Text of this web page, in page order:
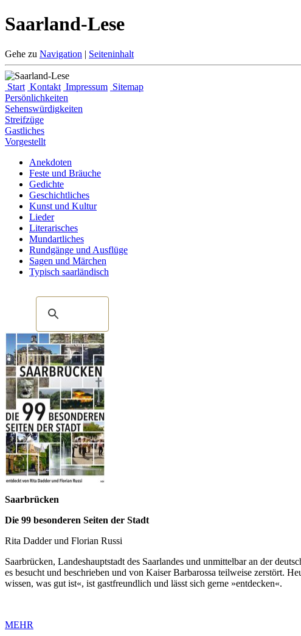
Saarland-Lese
Gehe zu Navigation | Seiteninhalt
Start Kontakt Impressum Sitemap
Persönlichkeiten
Sehenswürdigkeiten
Streifzüge
Gastliches
Vorgestellt
Anekdoten
Feste und Bräuche
Gedichte
Geschichtliches
Kunst und Kultur
Lieder
Literarisches
Mundartliches
Rundgänge und Ausflüge
Sagen und Märchen
Typisch saarländisch
Saarbrücken
Die 99 besonderen Seiten der Stadt
Rita Dadder und Florian Russi
Saarbrücken, Landeshauptstadt des Saarlandes und unmittelbar an der
es besucht und beschrieben und von Kaiser Barbarossa teilweise zerstört.
wissen, was gut ist«, ist gastfreundlich und lässt sich gerne »entdecken«.
MEHR